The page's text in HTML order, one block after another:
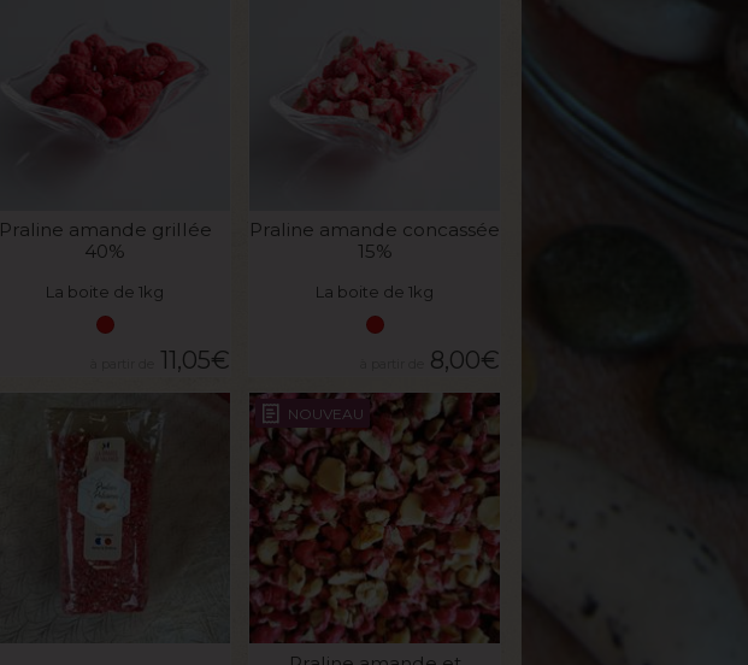
Praline amande grillée
40%
La boite de 1kg
11,05€
Praline amande concassée
15%
La boite de 1kg
8,00€
NOUVEAU
VOIR LE PRODUIT